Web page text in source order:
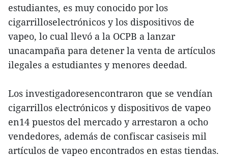
estudiantes, es muy conocido por los
cigarrilloselectrónicos y los dispositivos de
vapeo, lo cual llevó a la OCPB a lanzar
unacampaña para detener la venta de artículos
ilegales a estudiantes y menores deedad.
Los investigadoresencontraron que se vendían
cigarrillos electrónicos y dispositivos de vapeo
en14 puestos del mercado y arrestaron a ocho
vendedores, además de confiscar casiseis mil
artículos de vapeo encontrados en estas tiendas.